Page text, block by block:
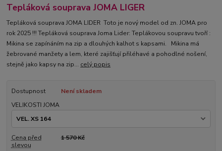
Tepláková souprava JOMA LIGER
Tepláková souprava JOMA LIDER Toto je nový model od zn. JOMA pro
rok 2025 !!! Tepláková souprava Joma Lider: Teplákovou soupravu tvoří :
Mikina se zapínáním na zip a dlouhých kalhot s kapsami. Mikina má
žebrované manžety a lem, které zajišťují přiléhavé a pohodlné nošení,
stejně jako kapsy na zip... celý popis
Dostupnost
Není skladem
VELIKOSTI JOMA
Cena před
slevou
1 570 Kč